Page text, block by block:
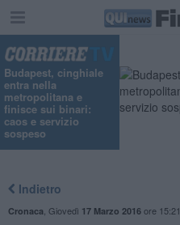
Budapest, cinghiale
entra nella
metropolitana e
finisce sui binari:
caos e servizio
sospeso
Indietro
Cronaca Giovedì 17 Marzo 2016ore 15:21